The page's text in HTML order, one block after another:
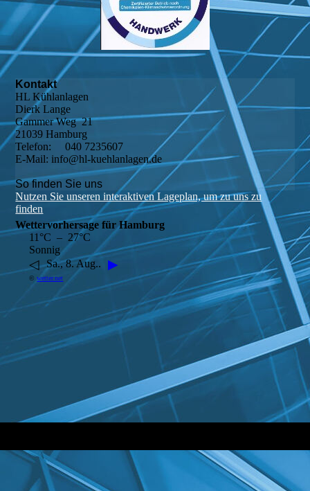
Kontakt
HL Kühlanlagen
Dierk Lange
Gammer Weg 21
21039 Hamburg
Telefon: 040 7235607
E-Mail: info@hl-kuehlanlagen.de
So finden Sie uns
Nutzen Sie unseren interaktiven La­ge­plan, um zu uns zu
finden
Wettervorhersage für Hamburg
11°C – 27°C
Sonnig
◁ Sa., 8. Aug.. ▶
©wetter.net